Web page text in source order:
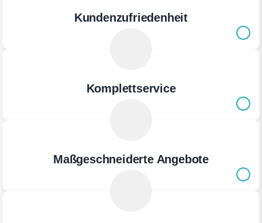
Kundenzufriedenheit
Komplettservice
Maßgeschneiderte Angebote